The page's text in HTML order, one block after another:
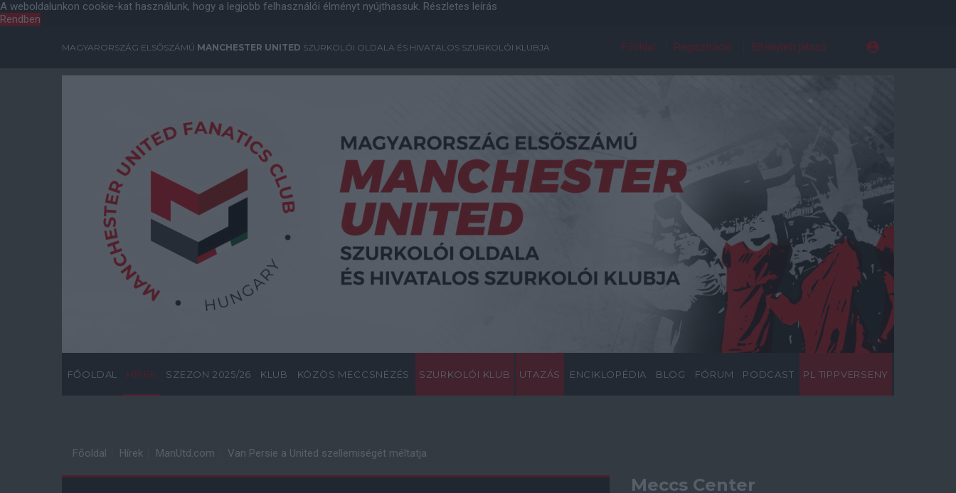
A weboldalunkon cookie-kat használunk, hogy a legjobb felhasználói élményt nyújthassuk. Részletes leírás
Rendben
MAGYARORSZÁG ELSŐSZÁMÚ MANCHESTER UNITED SZURKOLÓI OLDALA ÉS HIVATALOS SZURKOLÓI KLUBJA Főoldal Regisztráció Elfelejtett jelszó
FŐOLDAL HÍREK SZEZON 2025/26 KLUB KÖZÖS MECCSNÉZÉS SZURKOLÓI KLUB UTAZÁS ENCIKLOPÉDIA BLOG FÓRUM PODCAST PL TIPPVERSENY
Főoldal Hírek ManUtd.com Van Persie a United szellemiségét méltatja
Meccs Center